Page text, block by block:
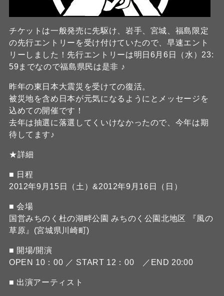
チケットは一般発売に先駆け、岩手、宮城、福島限定
の先行エントリーを受け付けていたので、早速エント
リーしました！先行エントリーは明日6月6日（水）23:
59までなので福島県民は是非 ♪
昨年の東日本大震災を受けての復活。
被災地を含め日本が元気になるようにとメッセージを
込めての開催です！
去年は抽選に落選してくいけなかったので、今年は期
待してます♪
★詳細
■ 日程
2012年9月15日（土）&2012年9月16日（日）
■ 会場
国営みちのく杜の湖畔公園 みちのく公園北地区 『風の
草原』(宮城県川崎町)
■ 開場/開演
OPEN 10：00 ／ START 12：00 ／END 20:00
■ 出演アーティスト